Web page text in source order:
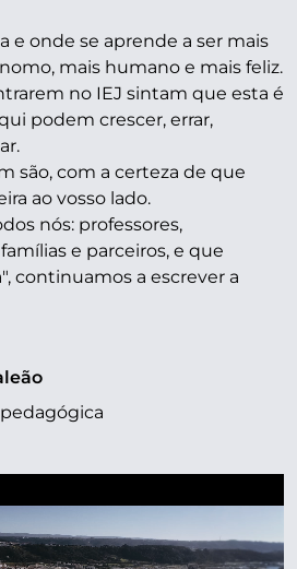
e onde se aprende a ser mais
mais humano e mais feliz.
no IEJ sintam que esta é
podem crescer, errar,
são, com a certeza de que
ao vosso lado.
nós: professores,
e parceiros, e que
continuamos a escrever a